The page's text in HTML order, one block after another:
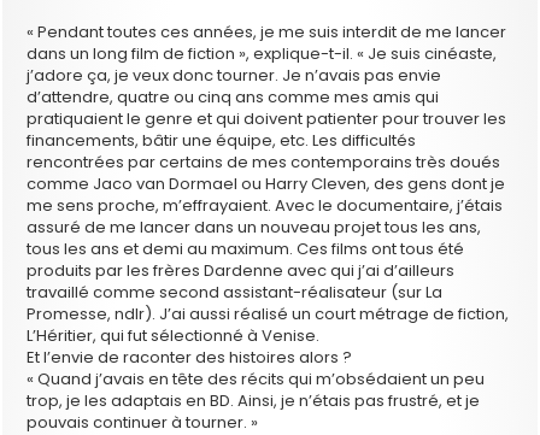
« Pendant toutes ces années, je me suis interdit de me lancer
dans un long film de fiction », explique-t-il. « Je suis cinéaste,
j’adore ça, je veux donc tourner. Je n’avais pas envie
d’attendre, quatre ou cinq ans comme mes amis qui
pratiquaient le genre et qui doivent patienter pour trouver les
financements, bâtir une équipe, etc. Les difficultés
rencontrées par certains de mes contemporains très doués
comme Jaco van Dormael ou Harry Cleven, des gens dont je
me sens proche, m’effrayaient. Avec le documentaire, j’étais
assuré de me lancer dans un nouveau projet tous les ans,
tous les ans et demi au maximum. Ces films ont tous été
produits par les frères Dardenne avec qui j’ai d’ailleurs
travaillé comme second assistant-réalisateur (sur La
Promesse, ndlr). J’ai aussi réalisé un court métrage de fiction,
L’Héritier, qui fut sélectionné à Venise.
Et l’envie de raconter des histoires alors ?
« Quand j’avais en tête des récits qui m’obsédaient un peu
trop, je les adaptais en BD. Ainsi, je n’étais pas frustré, et je
pouvais continuer à tourner. »